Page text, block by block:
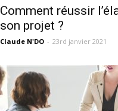
Comment réussir
son projet ?
Claude N'DO - 23rd janvier 2021